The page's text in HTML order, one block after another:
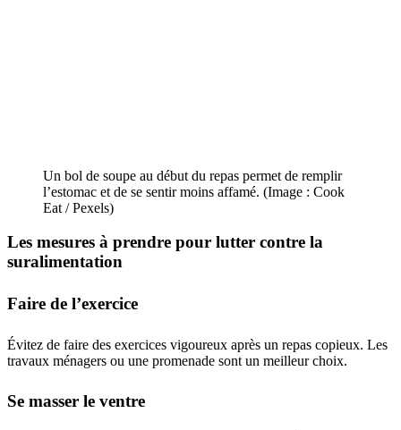
Un bol de soupe au début du repas permet de remplir
l’estomac et de se sentir moins affamé. (Image : Cook
Eat / Pexels)
Les mesures à prendre pour lutter contre la
suralimentation
Faire de l’exercice
Évitez de faire des exercices vigoureux après un repas copieux. Les
travaux ménagers ou une promenade sont un meilleur choix.
Se masser le ventre